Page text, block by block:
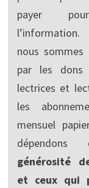
payer
nous sommes
par les
lectrices et
les
mensuel
générosité
et ceux qui